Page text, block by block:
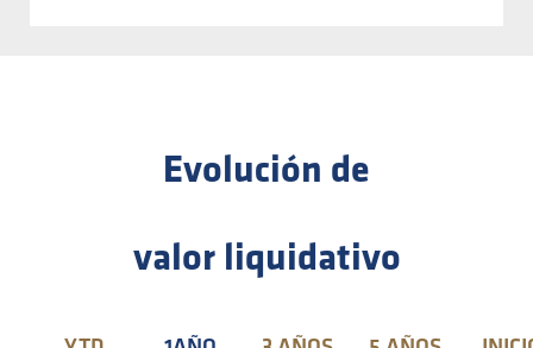
Evolución de
valor liquidativo